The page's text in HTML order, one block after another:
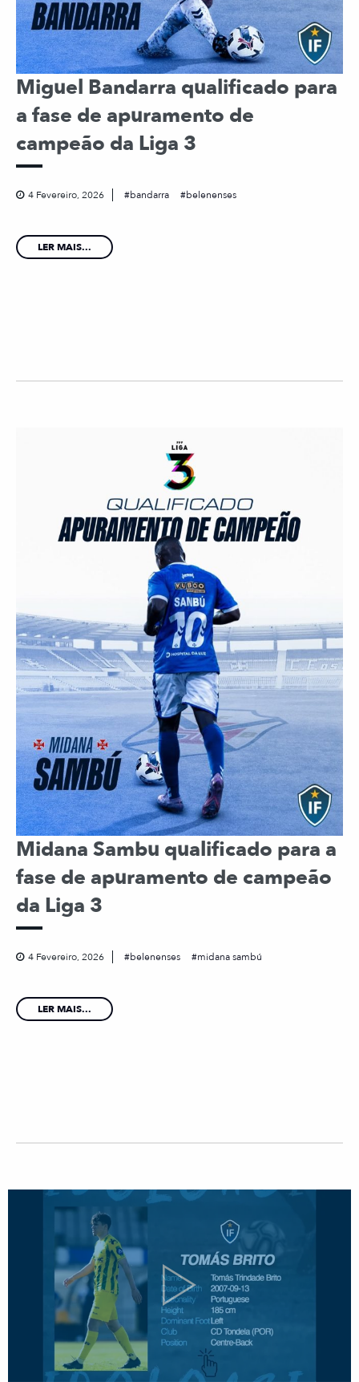
Miguel Bandarra qualificado para
a fase de apuramento de
campeão da Liga 3
4 Fevereiro, 2026 bandarra belenenses
LER MAIS...
Midana Sambu qualificado para a
fase de apuramento de campeão
da Liga 3
4 Fevereiro, 2026 belenenses midana sambú
LER MAIS...